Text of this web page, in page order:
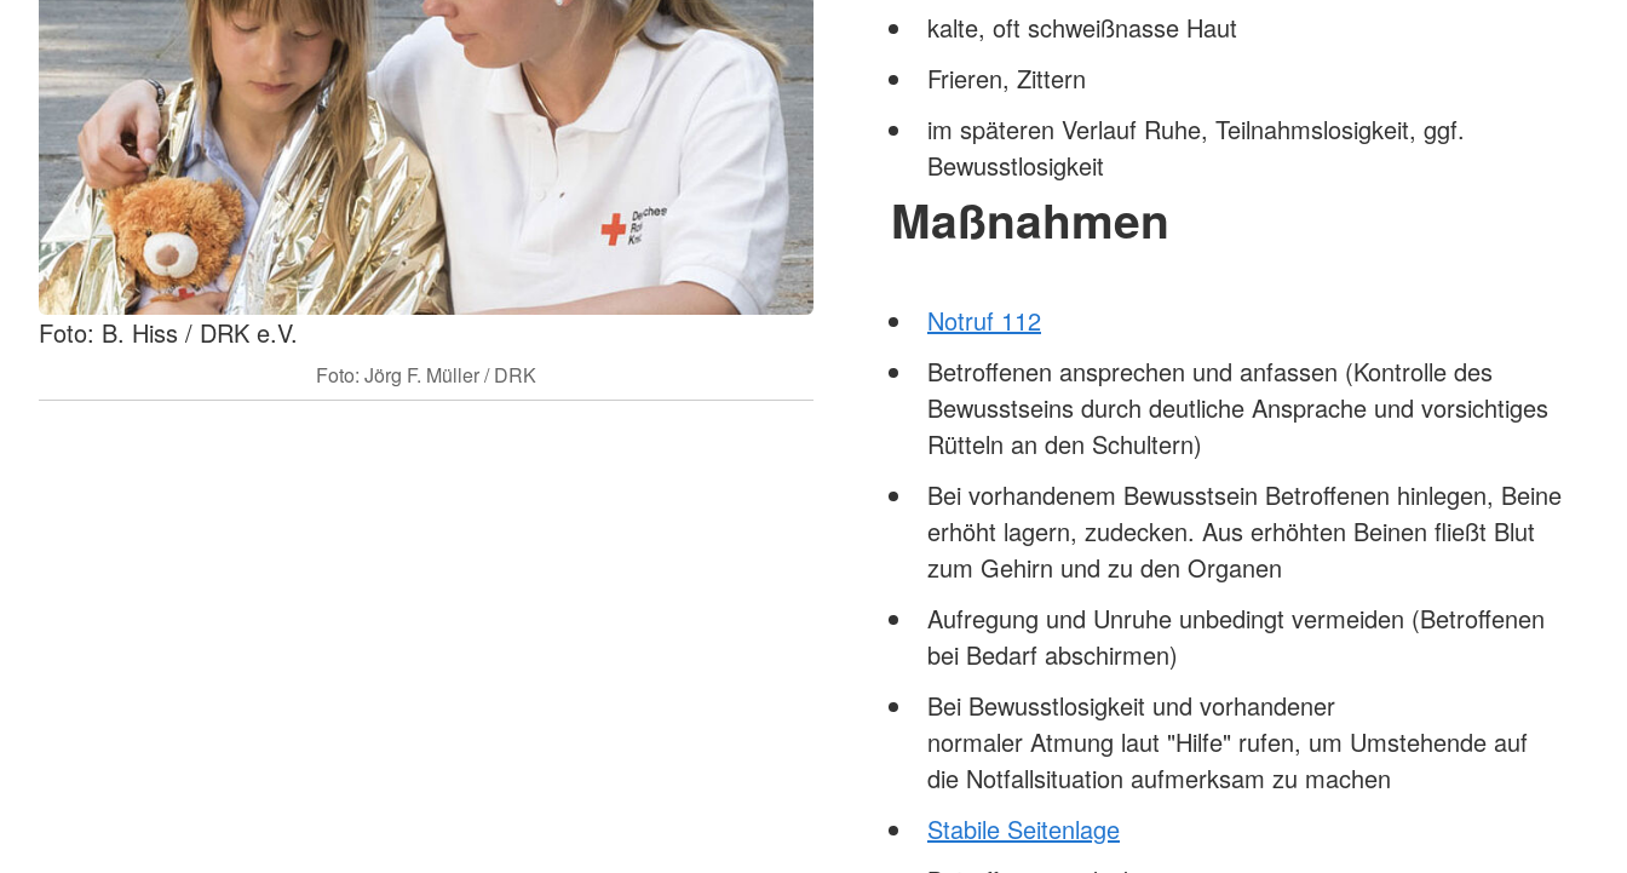
Foto: B. Hiss / DRK e.V.
Foto: Jörg F. Müller / DRK
kalte, oft schweißnasse Haut
Frieren, Zittern
im späteren Verlauf Ruhe, Teilnahmslosigkeit, ggf.
Bewusstlosigkeit
Maßnahmen
Notruf 112
Betroffenen ansprechen und anfassen (Kontrolle des
Bewusstseins durch deutliche Ansprache und vorsichtiges
Rütteln an den Schultern)
Bei vorhandenem Bewusstsein Betroffenen hinlegen, Beine
erhöht lagern, zudecken. Aus erhöhten Beinen fließt Blut
zum Gehirn und zu den Organen
Aufregung und Unruhe unbedingt vermeiden (Betroffenen
bei Bedarf abschirmen)
Bei Bewusstlosigkeit und vorhandener
normaler Atmung laut "Hilfe" rufen, um Umstehende auf
die Notfallsituation aufmerksam zu machen
Stabile Seitenlage